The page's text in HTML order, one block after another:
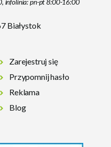
infolinia: pn-pt 8:00-16:00
Białystok
Zarejestruj się
Przypomnij hasło
Reklama
Blog